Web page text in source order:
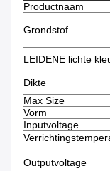
Productnaam
Grondstof
LEIDENE lichte
Dikte
Max Size
Vorm
Inputvoltage
Outputvoltage